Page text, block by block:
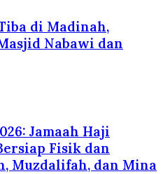
di Madinah,
Nabawi dan
Jamaah Haji
Fisik dan
Muzdalifah, dan Mina